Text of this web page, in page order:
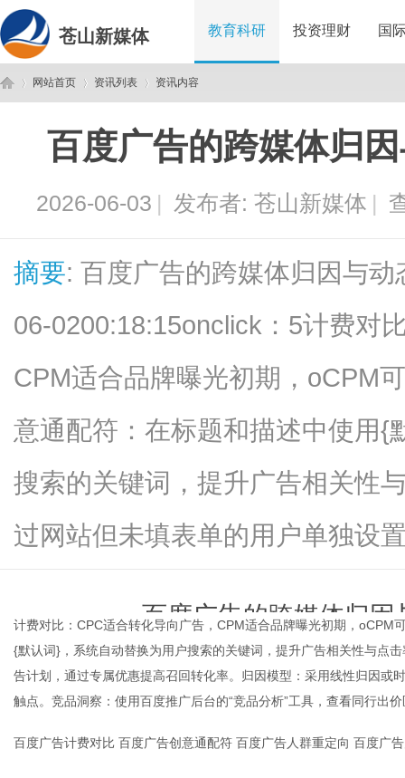
苍山新媒体 教育科研 投资理财 国
网站首页
›
资讯列表 资讯内容
百度广告的跨媒体归
2026-06-03 | 发布者: 苍山新媒体 |
摘要: 百度广告的跨媒体归因与
06-0200:18:15onclick：5计费对
CPM适合品牌曝光初期，oCPM
意通配符：在标题和描述中使用{
搜索的关键词，提升广告相关性
过网站但未填表单的用户单独设
百度广告的跨媒体归
time： 2026-06-02
计费对比：CPC适合转化导向广告，CPM适合品牌曝光初期，
{默认词}，系统自动替换为用户搜索的关键词，提升广告相关性与点
告计划，通过专属优惠提高召回转化率。归因模型：采用线性归因或
触点。竞品洞察：使用百度推广后台的“竞品分析”工具，查看同行出
百度广告计费对比 百度广告创意通配符 百度广告人群重定向 百度广